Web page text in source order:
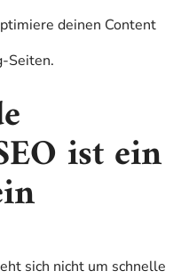
deinen Content
Seiten.
ist ein
sich nicht um schnelle